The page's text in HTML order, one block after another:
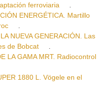
ferroviaria
ENERGÉTICA. Martillo
NUEVA GENERACIÓN. Las
de Bobcat
LA GAMA MRT. Radiocontrol
1880 L. Vögele en el